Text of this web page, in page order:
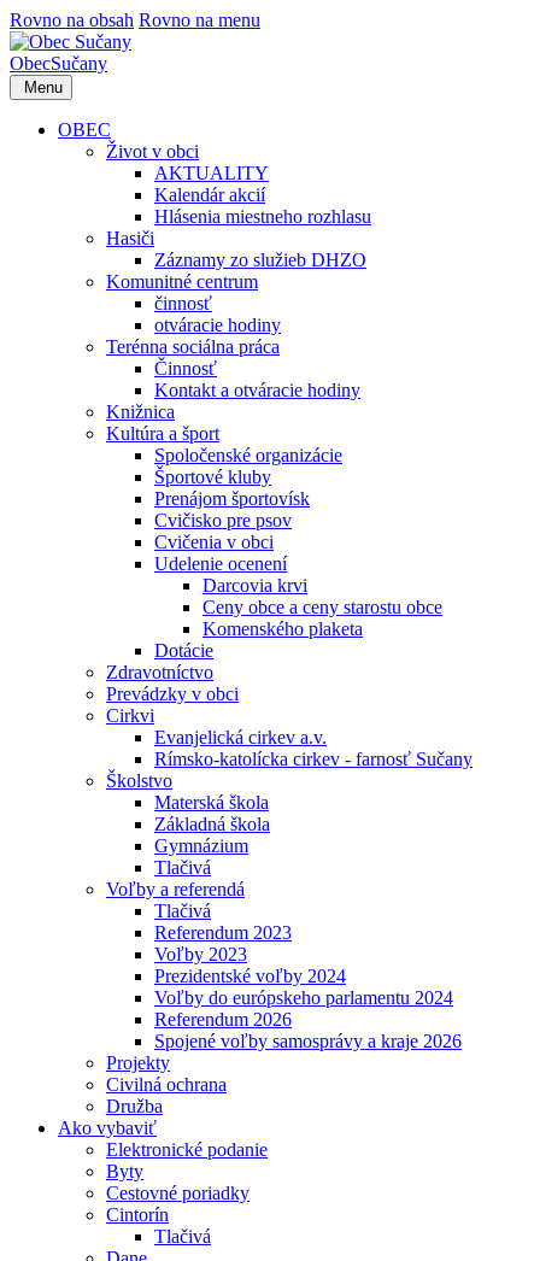
Rovno na obsah Rovno na menu
ObecSučany
Menu
OBEC
Život v obci
AKTUALITY
Kalendár akcií
Hlásenia miestneho rozhlasu
Hasiči
Záznamy zo služieb DHZO
Komunitné centrum
činnosť
otváracie hodiny
Terénna sociálna práca
Činnosť
Kontakt a otváracie hodiny
Knižnica
Kultúra a šport
Spoločenské organizácie
Športové kluby
Prenájom športovísk
Cvičisko pre psov
Cvičenia v obci
Udelenie ocenení
Darcovia krvi
Ceny obce a ceny starostu obce
Komenského plaketa
Dotácie
Zdravotníctvo
Prevádzky v obci
Cirkvi
Evanjelická cirkev a.v.
Rímsko-katolícka cirkev - farnosť Sučany
Školstvo
Materská škola
Základná škola
Gymnázium
Tlačivá
Voľby a referendá
Tlačivá
Referendum 2023
Voľby 2023
Prezidentské voľby 2024
Voľby do európskeho parlamentu 2024
Referendum 2026
Spojené voľby samosprávy a kraje 2026
Projekty
Civilná ochrana
Družba
Ako vybaviť
Elektronické podanie
Byty
Cestovné poriadky
Cintorín
Tlačivá